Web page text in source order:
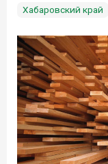
Хабаровский край